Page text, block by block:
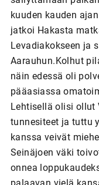
kuuden kauden
jatkoi Hakasta
Levadiakokseen ja
Aarauhun.Kolhut
näin edessä oli
pääasiassa
Lehtisellä olisi ollut
tunnesiteet ja tuttu
kanssa veivät
Seinäjoen väki
onnea